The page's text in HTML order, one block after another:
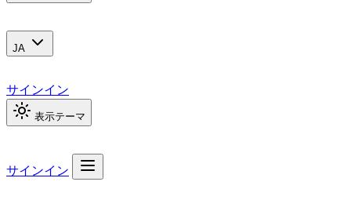
JA
サインイン
表示テーマ
サインイン